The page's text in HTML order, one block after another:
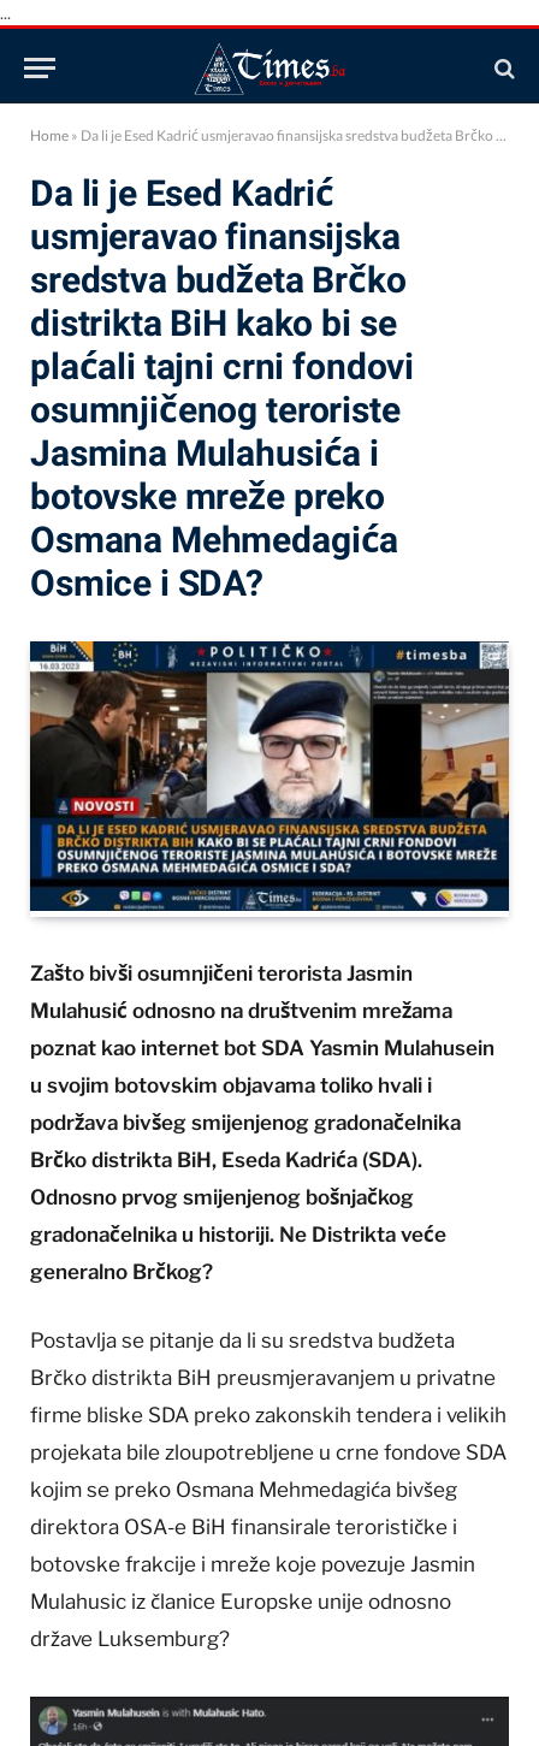
...
Home » Da li je Esed Kadrić usmjeravao finansijska sredstva budžeta Brčko distrikta BiH kako bi se plaćali tajni crni fondovi osumnjičenog teroriste Jasmina Mulahusića i botovske mreže preko Osmana Mehmedagića Osmice i SDA?
Da li je Esed Kadrić
usmjeravao finansijska
sredstva budžeta Brčko
distrikta BiH kako bi se
plaćali tajni crni fondovi
osumnjičenog teroriste
Jasmina Mulahusića i
botovske mreže preko
Osmana Mehmedagića
Osmice i SDA?
Zašto bivši osumnjičeni terorista Jasmin
Mulahusić odnosno na društvenim mrežama
poznat kao internet bot SDA Yasmin Mulahusein
u svojim botovskim objavama toliko hvali i
podržava bivšeg smijenjenog gradonačelnika
Brčko distrikta BiH, Eseda Kadrića (SDA).
Odnosno prvog smijenjenog bošnjačkog
gradonačelnika u historiji. Ne Distrikta veće
generalno Brčkog?
Postavlja se pitanje da li su sredstva budžeta
Brčko distrikta BiH preusmjeravanjem u privatne
firme bliske SDA preko zakonskih tendera i velikih
projekata bile zloupotrebljene u crne fondove SDA
kojim se preko Osmana Mehmedagića bivšeg
direktora OSA-e BiH finansirale terorističke i
botovske frakcije i mreže koje povezuje Jasmin
Mulahusic iz članice Europske unije odnosno
države Luksemburg?